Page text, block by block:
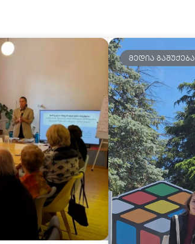
ᲛᲔᲓᲘᲐ ᲒᲐᲨᲣᲥᲔᲑᲐ